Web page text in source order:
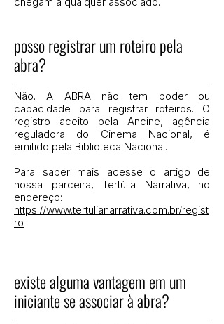
posso registrar um roteiro pela
abra?
Não. A ABRA não tem poder ou
capacidade para registrar roteiros. O
registro aceito pela Ancine, agência
reguladora do Cinema Nacional, é
emitido pela Biblioteca Nacional.
Para saber mais acesse o artigo de
nossa parceira, Tertúlia Narrativa, no
endereço:
https://www.tertulianarrativa.com.br/regist
ro​
existe alguma vantagem em um
iniciante se associar à abra?